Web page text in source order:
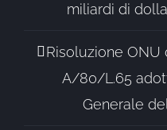
miliardi di
Risoluzione ONU
A/80/L.65
Generale